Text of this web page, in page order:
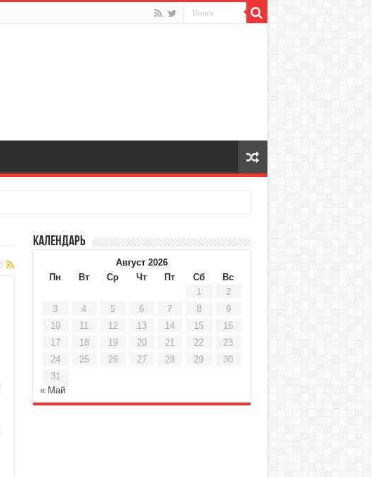
Календарь
Август 2026
Пн
Вт Ср Чт Пт Сб
Вс
1
2
3
4 5 6 7 8
9
10
11 12 13 14 15
16
17
18 19 20 21 22
23
24
25 26 27 28 29
30
31
« Май